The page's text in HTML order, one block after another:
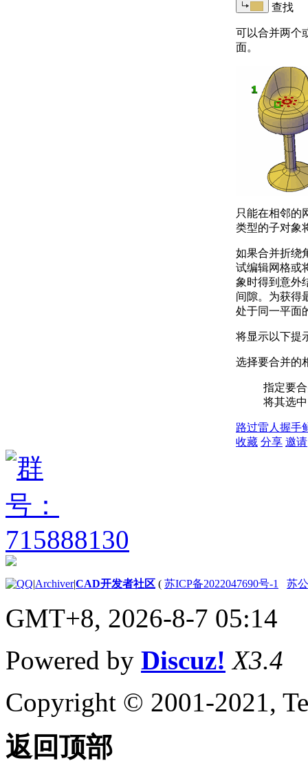
查找
可以合并两个
面。
只能在相邻的
类型的子对象
如果合并折绕
试编辑网格或
象时得到意外
间隙。为获得
处于同一平面
将显示以下提
选择要合并的
指定要
将其选
路过雷人 握手
收藏 分享 邀请
|Archiver|CAD开发者社区 ( 苏ICP备2022047690号-1 苏
GMT+8, 2026-8-7 05:14
Powered by Discuz! X3.4
Copyright © 2001-2021,
返回顶部